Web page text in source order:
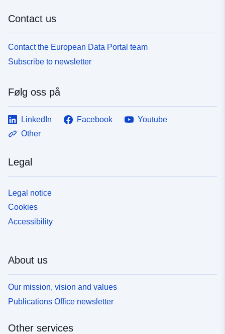
Contact us
Contact the European Data Portal team
Subscribe to newsletter
Følg oss på
LinkedIn Facebook
Youtube
Other
Legal
Legal notice
Cookies
Accessibility
About us
Our mission, vision and values
Publications Office newsletter
Other services